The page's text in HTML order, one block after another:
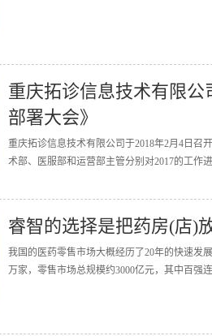
重庆拓诊信息技术有限公
部署大会》
重庆拓诊信息技术有限公司于2018年2月4日召
术部、医服部和运营部主管分别对2017的工作
睿智的选择是把药房(店)
我国的医药零售市场大概经历了20年的快速发
万家，零售市场总规模约3000亿元，其中百强